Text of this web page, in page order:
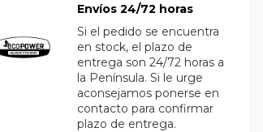
Envíos 24/72 horas
Si el pedido se encuentra
en stock, el plazo de
entrega son 24/72 horas a
la Península. Si le urge
aconsejamos ponerse en
contacto para confirmar
plazo de entrega.